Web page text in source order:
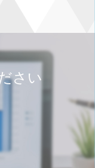
さい